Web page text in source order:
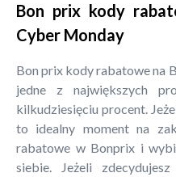
Bon prix kody
Cyber Monday
Bon prix kody rabatowe na
jedne z największych
kilkudziesięciu procent.
to idealny moment na
rabatowe w Bonprix i
siebie. Jeżeli